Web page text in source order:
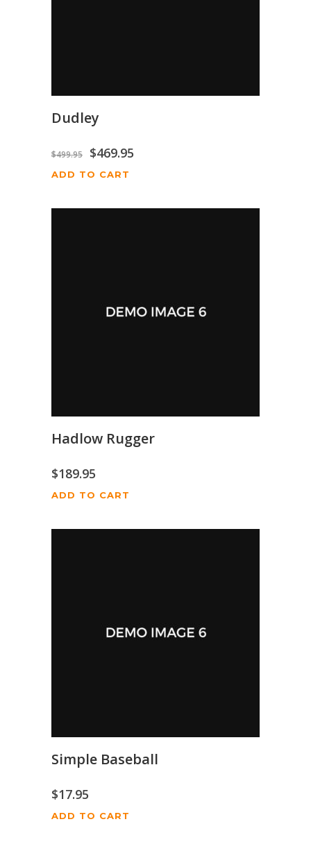
Dudley
$499.95 $469.95
ADD TO CART
Hadlow Rugger
$189.95
ADD TO CART
Simple Baseball
$17.95
ADD TO CART